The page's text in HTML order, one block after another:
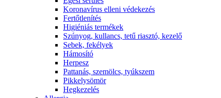
Koronavírus elleni védekezés
Fertőtlenítés
Higiéniás termékek
Szúnyog, kullancs, tetű riasztó, kezelő
Sebek, fekélyek
Hámosító
Herpesz
Pattanás, szemölcs, tyúkszem
Pikkelysömör
Hegkezelés